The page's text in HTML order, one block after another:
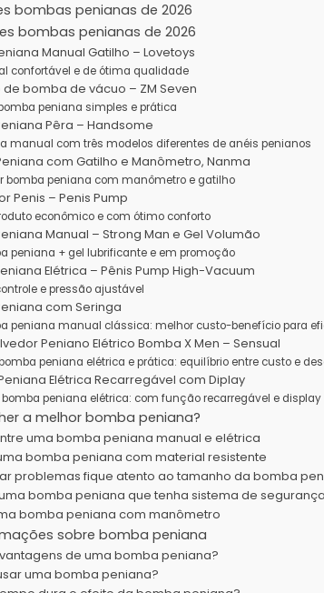
bombas penianas de 2026
bombas penianas de 2026
Manual Gatilho – Lovetoys
confortável e de ótima qualidade
de bomba de vácuo – ZM Seven
peniana simples e prática
Pêra – Handsome
manual com três modelos diferentes de anéis penianos
com Gatilho e Manômetro, Nanma
bomba peniana com manômetro e gatilho
Penis – Penis Pump
econômico e com ótimo conforto
Manual – Strong Man e Gel Volumão
peniana + gel lubrificante e em promoção
Elétrica – Pênis Pump High-Vacuum
e pressão ajustável
com Seringa
peniana manual clássica: melhor custo-benefício para
Peniano Elétrico Bomba X Men – Sensual
peniana elétrica e prática: equilíbrio entre custo e
Elétrica Recarregável com Diplay
bomba peniana elétrica: com função recarregável e display
a melhor bomba peniana?
uma bomba peniana manual e elétrica
bomba peniana com material resistente
problemas fique atento ao tamanho da bomba
bomba peniana que tenha sistema de
bomba peniana com manômetro
sobre bomba peniana
de uma bomba peniana?
uma bomba peniana?